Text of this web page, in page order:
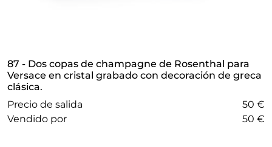
87 - Dos copas de champagne de Rosenthal para
Versace en cristal grabado con decoración de greca
clásica.
Precio de salida
50 €
vendido por
50 €